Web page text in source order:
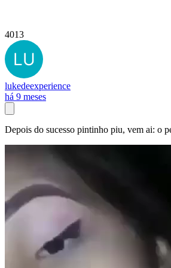
4013
lukedeexperience
há 9 meses
Depois do sucesso pintinho piu, vem ai: o